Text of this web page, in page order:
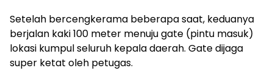
Setelah bercengkerama beberapa saat, keduanya
berjalan kaki 100 meter menuju gate (pintu masuk)
lokasi kumpul seluruh kepala daerah. Gate dijaga
super ketat oleh petugas.